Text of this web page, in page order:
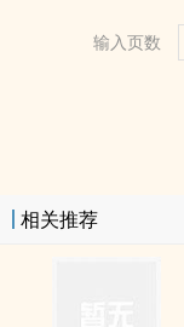
输入页数
相关推荐